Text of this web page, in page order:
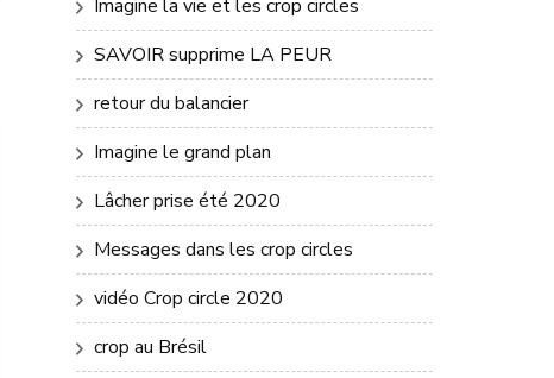
Imagine la vie et les crop circles
SAVOIR supprime LA PEUR
retour du balancier
Imagine le grand plan
Lâcher prise été 2020
Messages dans les crop circles
vidéo Crop circle 2020
crop au Brésil